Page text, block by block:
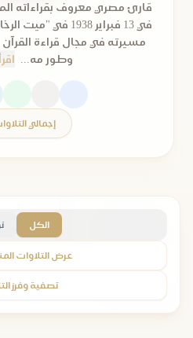
قارئ مصري معروف بقراءاته
في 13 فبراير 1938
مسيرته في مجال قراءة
وطور مه...
إجمالي
الكل
عرض التلاوات
تصفية وفرز